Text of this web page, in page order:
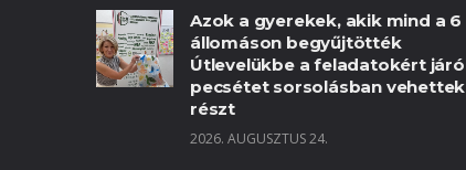
Azok a gyerekek, akik mind a 6
állomáson begyűjtötték
Útlevelükbe a feladatokért járó
pecsétet sorsolásban vehettek
részt
2026. AUGUSZTUS 24.